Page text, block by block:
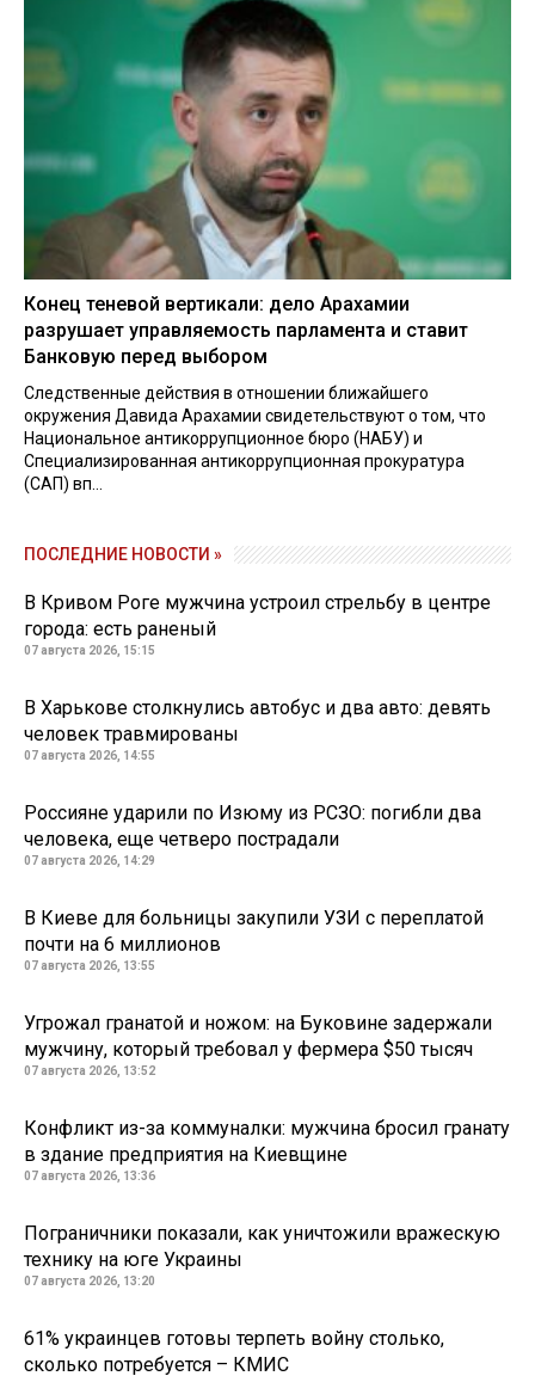
Конец теневой вертикали: дело Арахамии
разрушает управляемость парламента и ставит
Банковую перед выбором
Следственные действия в отношении ближайшего
окружения Давида Арахамии свидетельствуют о том, что
Национальное антикоррупционное бюро (НАБУ) и
Специализированная антикоррупционная прокуратура
(САП) вп...
ПОСЛЕДНИЕ НОВОСТИ »
В Кривом Роге мужчина устроил стрельбу в центре
города: есть раненый
07 августа 2026, 15:15
В Харькове столкнулись автобус и два авто: девять
человек травмированы
07 августа 2026, 14:55
Россияне ударили по Изюму из РСЗО: погибли два
человека, еще четверо пострадали
07 августа 2026, 14:29
В Киеве для больницы закупили УЗИ с переплатой
почти на 6 миллионов
07 августа 2026, 13:55
Угрожал гранатой и ножом: на Буковине задержали
мужчину, который требовал у фермера $50 тысяч
07 августа 2026, 13:52
Конфликт из-за коммуналки: мужчина бросил гранату
в здание предприятия на Киевщине
07 августа 2026, 13:36
Пограничники показали, как уничтожили вражескую
технику на юге Украины
07 августа 2026, 13:20
61% украинцев готовы терпеть войну столько,
сколько потребуется – КМИС